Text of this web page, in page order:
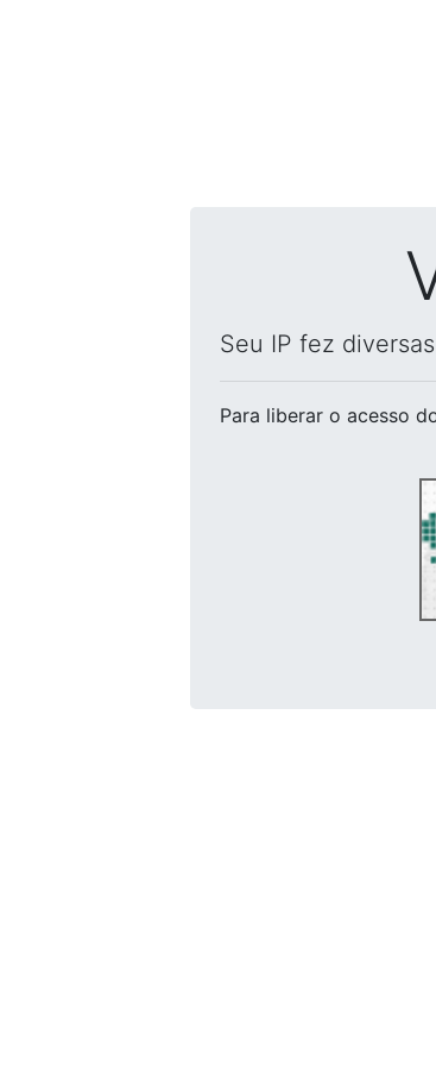
Seu IP fez
Para liberar o acesso